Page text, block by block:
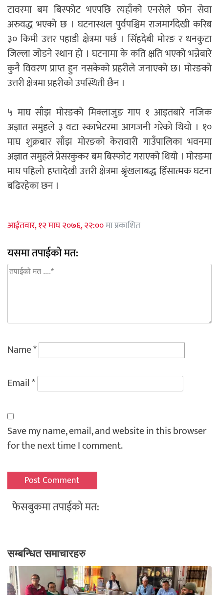
टावरमा बम बिस्फोट भएपछि त्यहाँको एनसेले फोन सेवा
अरुवद्ध भएको छ । घटनास्थल पुर्वपश्चिम राजमार्गदेखी करिब
३० किमी उत्तर पहाडी क्षेत्रमा पर्छ । सिँहदेबी मोरङ र धनकुटा
जिल्ला जोडने स्थान हो । घटनामा के कति क्षति भएको भन्नेबारे
कुनै विवरण प्राप्त हुन नसकेको प्रहरीले जनाएको छ। मोरङको
उत्तरी क्षेत्रमा प्रहरीको उपस्थिती छैन ।
५ माघ साँझ मोरङको मिक्लाजुङ गाप १ आइतबारे नजिक
अज्ञात समुहले ३ वटा स्काभेटरमा आगजनी गरेको थियो । १०
माघ शुक्रबार साँझ मोरङको केरावारी गाउँपालिका भवनमा
अज्ञात समुहले प्रेसरकुकर बम बिस्फोट गराएको थियो । मोरङमा
माघ पहिलो हप्तादेखी उत्तरी क्षेत्रमा श्रृंखलाबद्ध हिँसात्मक घटना
बढिरहेका छन ।
आईतवार, १२ माघ २०७६, २२:००मा प्रकाशित
यसमा तपाईको मत:
Name*
Email*
Save my name, email, and website in this browser
for the next time I comment.
फेसबुकमा तपाईको मत:
सम्बन्धित समाचारहरु